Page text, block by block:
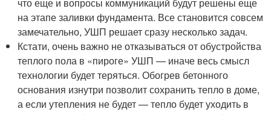
на этапе заливки фундамента. Все становится совсем
замечательно, УШП решает сразу несколько задач.
Кстати, очень важно не отказываться от обустройства
теплого пола в «пироге» УШП — иначе весь смысл
технологии будет теряться. Обогрев бетонного
основания изнутри позволит сохранить тепло в доме,
а если утепления не будет — тепло будет уходить в